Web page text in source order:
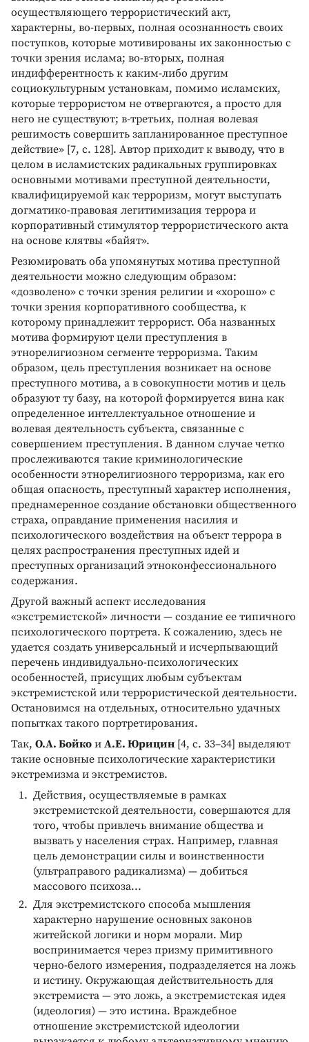
осуществляющего террористический акт,
характерны, во-первых, полная осознанность своих
поступков, которые мотивированы их законностью с
точки зрения ислама; во-вторых, полная
индифферентность к каким-либо другим
социокультурным установкам, помимо исламских,
которые террористом не отвергаются, а просто для
него не существуют; в-третьих, полная волевая
решимость совершить запланированное преступное
действие» [7, с. 128]. Автор приходит к выводу, что в
целом в исламистских радикальных группировках
основными мотивами преступной деятельности,
квалифицируемой как терроризм, могут выступать
догматико-правовая легитимизация террора и
корпоративный стимулятор террористического акта
на основе клятвы «байят».
Резюмировать оба упомянутых мотива преступной
деятельности можно следующим образом:
«дозволено» с точки зрения религии и «хорошо» с
точки зрения корпоративного сообщества, к
которому принадлежит террорист. Оба названных
мотива формируют цели преступления в
этнорелигиозном сегменте терроризма. Таким
образом, цель преступления возникает на основе
преступного мотива, а в совокупности мотив и цель
образуют ту базу, на которой формируется вина как
определенное интеллектуальное отношение и
волевая деятельность субъекта, связанные с
совершением преступления. В данном случае четко
прослеживаются такие криминологические
особенности этнорелигиозного терроризма, как его
общая опасность, преступный характер исполнения,
преднамеренное создание обстановки общественного
страха, оправдание применения насилия и
психологического воздействия на объект террора в
целях распространения преступных идей и
преступных организаций этноконфессионального
содержания.
Другой важный аспект исследования
«экстремистской» личности — создание ее типичного
психологического портрета. К сожалению, здесь не
удается создать универсальный и исчерпывающий
перечень индивидуально-психологических
особенностей, присущих любым субъектам
экстремистской или террористической деятельности.
Остановимся на отдельных, относительно удачных
попытках такого портретирования.
Так, О.А. Бойко и А.Е. Юрицин [4, с. 33–34] выделяют
такие основные психологические характеристики
экстремизма и экстремистов.
Действия, осуществляемые в рамках
экстремистской деятельности, совершаются для
того, чтобы привлечь внимание общества и
вызвать у населения страх. Например, главная
цель демонстрации силы и воинственности
(ультраправого радикализма) — добиться
массового психоза...
Для экстремистского способа мышления
характерно нарушение основных законов
житейской логики и норм морали. Мир
воспринимается через призму примитивного
черно-белого измерения, подразделяется на ложь
и истину. Окружающая действительность для
экстремиста — это ложь, а экстремистская идея
(идеология) — это истина. Враждебное
отношение экстремистской идеологии